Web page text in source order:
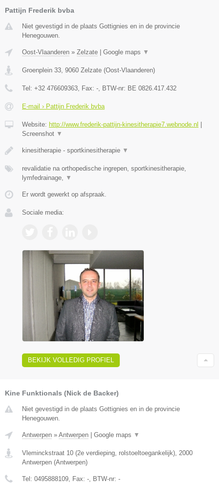
Pattijn Frederik bvba
Niet gevestigd in de plaats Gottignies en in de provincie
Henegouwen.
Oost-Vlaanderen » Zelzate Google maps ▼
Groenplein 33, 9060 Zelzate (Oost-Vlaanderen)
Tel: +32 476609363, Fax: -, BTW-nr: BE 0826.417.432
E-mail › Pattijn Frederik bvba
Website: http://www.frederik-pattijn-kinesitherapie7.webnode.nl
Screenshot ▼
kinesitherapie - sportkinesitherapie ▼
revalidatie na orthopedische ingrepen, sportkinesitherapie,
lymfedrainage, ▼
Er wordt gewerkt op afspraak.
Sociale media:
BEKIJK VOLLEDIG PROFIEL
Kine Funktionals (Nick de Backer)
Niet gevestigd in de plaats Gottignies en in de provincie
Henegouwen.
Antwerpen » Antwerpen Google maps ▼
Vleminckstraat 10 (2e verdieping, rolstoeltoegankelijk) 2000
Antwerpen (Antwerpen)
Tel: 0495888109 , Fax: - , BTW-nr: -